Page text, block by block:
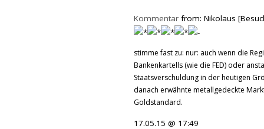
Kommentar from: Nikolaus
stimme fast zu: nur: auch wenn die
Bankenkartells (wie die FED) oder
Staatsverschuldung in der heutigen
danach erwähnte metallgedeckte
Goldstandard.
17.05.15 @ 17:49